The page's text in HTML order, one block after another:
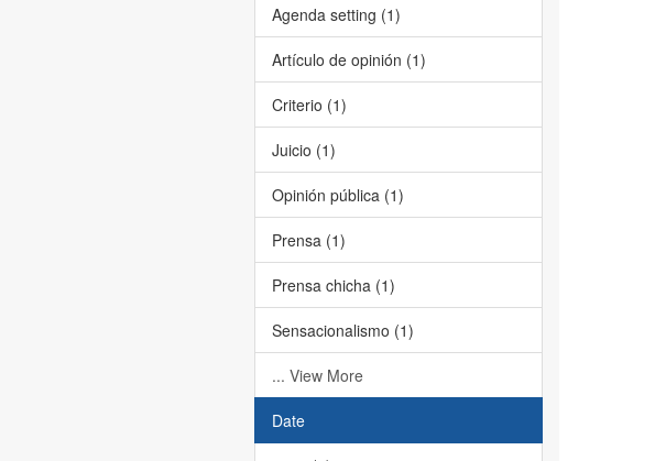
Agenda setting (1)
Artículo de opinión (1)
Criterio (1)
Juicio (1)
Opinión pública (1)
Prensa (1)
Prensa chicha (1)
Sensacionalismo (1)
... View More
Date